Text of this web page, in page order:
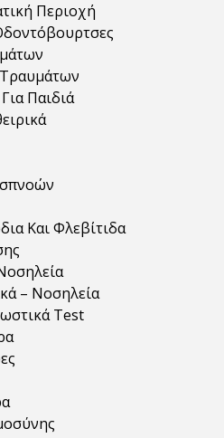
Περιοχή
Παιδιά
Και Φλεβίτιδα
– Νοσηλεία
Test